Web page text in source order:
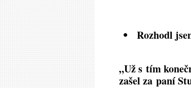
Rozhodl
„Už s tím
zašel za paní